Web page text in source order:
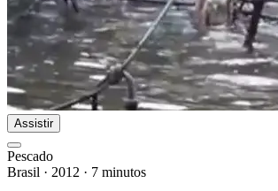
Assistir
Pescado
Brasil · 2012 · 7 minutos